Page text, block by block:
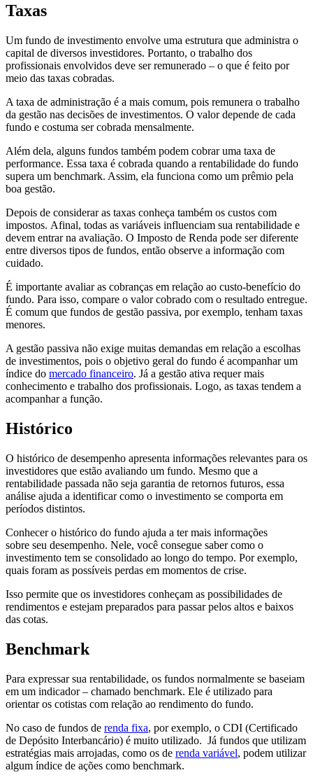
Taxas
Um fundo de investimento envolve uma estrutura que administra o
capital de diversos investidores. Portanto, o trabalho dos
profissionais envolvidos deve ser remunerado – o que é feito por
meio das taxas cobradas.
A taxa de administração é a mais comum, pois remunera o trabalho
da gestão nas decisões de investimentos. O valor depende de cada
fundo e costuma ser cobrada mensalmente.
Além dela, alguns fundos também podem cobrar uma taxa de
performance. Essa taxa é cobrada quando a rentabilidade do fundo
supera um benchmark. Assim, ela funciona como um prêmio pela
boa gestão.
Depois de considerar as taxas conheça também os custos com
impostos. Afinal, todas as variáveis influenciam sua rentabilidade e
devem entrar na avaliação. O Imposto de Renda pode ser diferente
entre diversos tipos de fundos, então observe a informação com
cuidado.
É importante avaliar as cobranças em relação ao custo-benefício do
fundo. Para isso, compare o valor cobrado com o resultado entregue.
É comum que fundos de gestão passiva, por exemplo, tenham taxas
menores.
A gestão passiva não exige muitas demandas em relação a escolhas
de investimentos, pois o objetivo geral do fundo é acompanhar um
índice do mercado financeiro. Já a gestão ativa requer mais
conhecimento e trabalho dos profissionais. Logo, as taxas tendem a
acompanhar a função.
Histórico
O histórico de desempenho apresenta informações relevantes para os
investidores que estão avaliando um fundo. Mesmo que a
rentabilidade passada não seja garantia de retornos futuros, essa
análise ajuda a identificar como o investimento se comporta em
períodos distintos.
Conhecer o histórico do fundo ajuda a ter mais informações
sobre seu desempenho. Nele, você consegue saber como o
investimento tem se consolidado ao longo do tempo. Por exemplo,
quais foram as possíveis perdas em momentos de crise.
Isso permite que os investidores conheçam as possibilidades de
rendimentos e estejam preparados para passar pelos altos e baixos
das cotas.
Benchmark
Para expressar sua rentabilidade, os fundos normalmente se baseiam
em um indicador – chamado benchmark. Ele é utilizado para
orientar os cotistas com relação ao rendimento do fundo.
No caso de fundos de renda fixa, por exemplo, o CDI (Certificado
de Depósito Interbancário) é muito utilizado. Já fundos que utilizam
estratégias mais arrojadas, como os de renda variável, podem utilizar
algum índice de ações como benchmark.